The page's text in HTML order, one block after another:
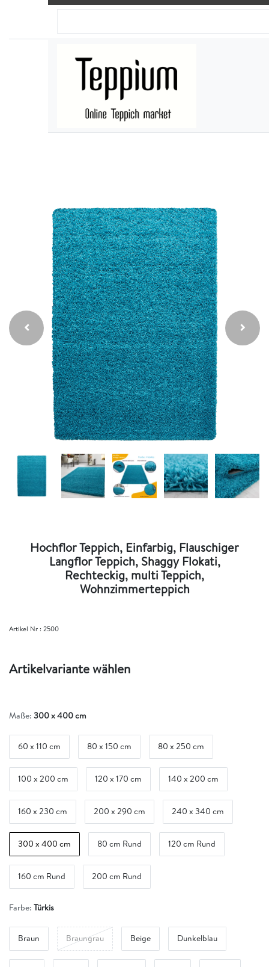
Hochflor Teppich, Einfarbig, Flauschiger
Langflor Teppich, Shaggy Flokati,
Rechteckig, multi Teppich,
Wohnzimmerteppich
Artikel Nr :2500
Artikelvariante wählen
Maße: 300 x 400 cm
60 x 110 cm 80 x 150 cm 80 x 250 cm
100 x 200 cm 120 x 170 cm 140 x 200 cm
160 x 230 cm 200 x 290 cm 240 x 340 cm
300 x 400 cm 80 cm Rund 120 cm Rund
160 cm Rund 200 cm Rund
Farbe: Türkis
Braun Braungrau Beige Dunkelblau